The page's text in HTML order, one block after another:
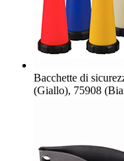
Bacchette di
(Giallo), 75908